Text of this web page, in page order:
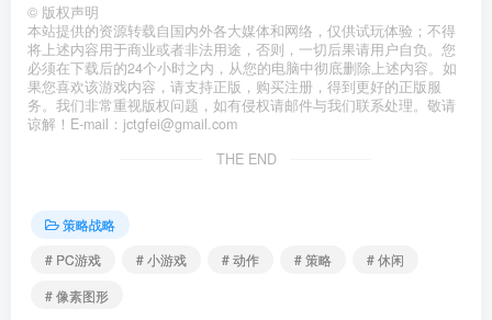
© 版权声明
本站提供的资源转载自国内外各大媒体和网络，仅供试玩体验；不得
将上述内容用于商业或者非法用途，否则，一切后果请用户自负。您
必须在下载后的24个小时之内，从您的电脑中彻底删除上述内容。如
果您喜欢该游戏内容，请支持正版，购买注册，得到更好的正版服
务。我们非常重视版权问题，如有侵权请邮件与我们联系处理。敬请
谅解！E-mail：jctgfei@gmail.com
THE END
策略战略
# PC游戏
# 小游戏 # 动作 # 策略
# 休闲
# 像素图形